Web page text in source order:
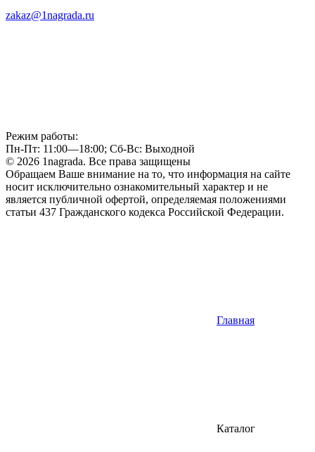
zakaz@1nagrada.ru
Режим работы:
Пн-Пт: 11:00—18:00; Сб-Вс: Выходной
© 2026 1nagrada. Все права защищены
Обращаем Ваше внимание на то, что информация на сайте
носит исключительно ознакомительный характер и не
является публичной офертой, определяемая положениями
статьи 437 Гражданского кодекса Российской Федерации.
Главная
Каталог